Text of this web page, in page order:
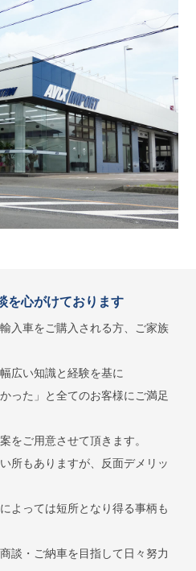
を心がけております
入車をご購入される方、ご家族
広い知識と経験を基に
った」と全てのお客様にご満足
をご用意させて頂きます。
所もありますが、反面デメリッ
よっては短所となり得る事柄も
談・ご納車を目指して日々努力